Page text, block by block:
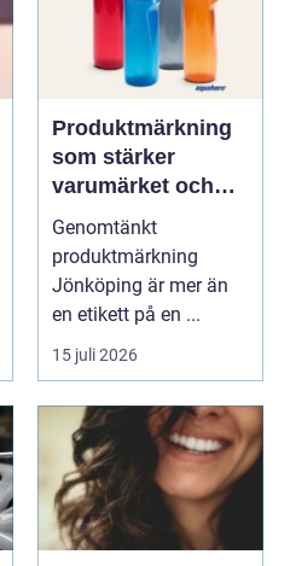
Produktmärkning
som stärker
varumärket och
förenklar vardagen
Genomtänkt
produktmärkning
Jönköping är mer än
en etikett på en ...
15 juli 2026